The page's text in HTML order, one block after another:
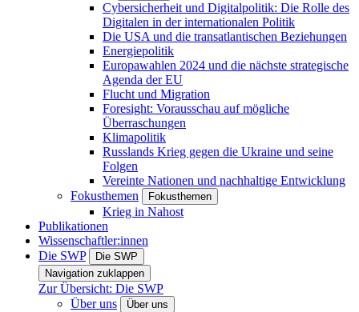
Cybersicherheit und Digitalpolitik: Die Rolle des
Digitalen in der internationalen Politik
Die USA und die transatlantischen Beziehungen
Energiepolitik
Europawahlen 2024 und die nächste strategische
Agenda der EU
Flucht und Migration
Foresight: Vorausschau auf mögliche
Überraschungen
Klimapolitik
Russlands Krieg gegen die Ukraine und seine
Folgen
Vereinte Nationen und nachhaltige Entwicklung
Fokusthemen
Fokusthemen
Krieg in Nahost
Publikationen
Wissenschaftler:innen
Die SWP
Die SWP
Navigation zuklappen
Zur Übersicht: Die SWP
Über uns
Über uns